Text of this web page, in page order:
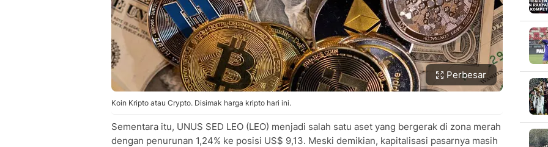
Perbesar
Koin Kripto atau Crypto. Disimak harga kripto hari ini.
Sementara itu, UNUS SED LEO (LEO) menjadi salah satu aset yang bergerak di zona merah
dengan penurunan 1,24% ke posisi US$ 9,13. Meski demikian, kapitalisasi pasarnya masih